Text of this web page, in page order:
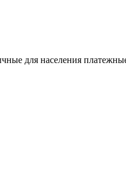
для населения